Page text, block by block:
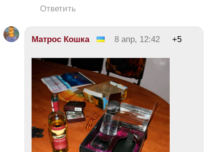
Ответить
Матрос Кошка 8 апр, 12:42 +5